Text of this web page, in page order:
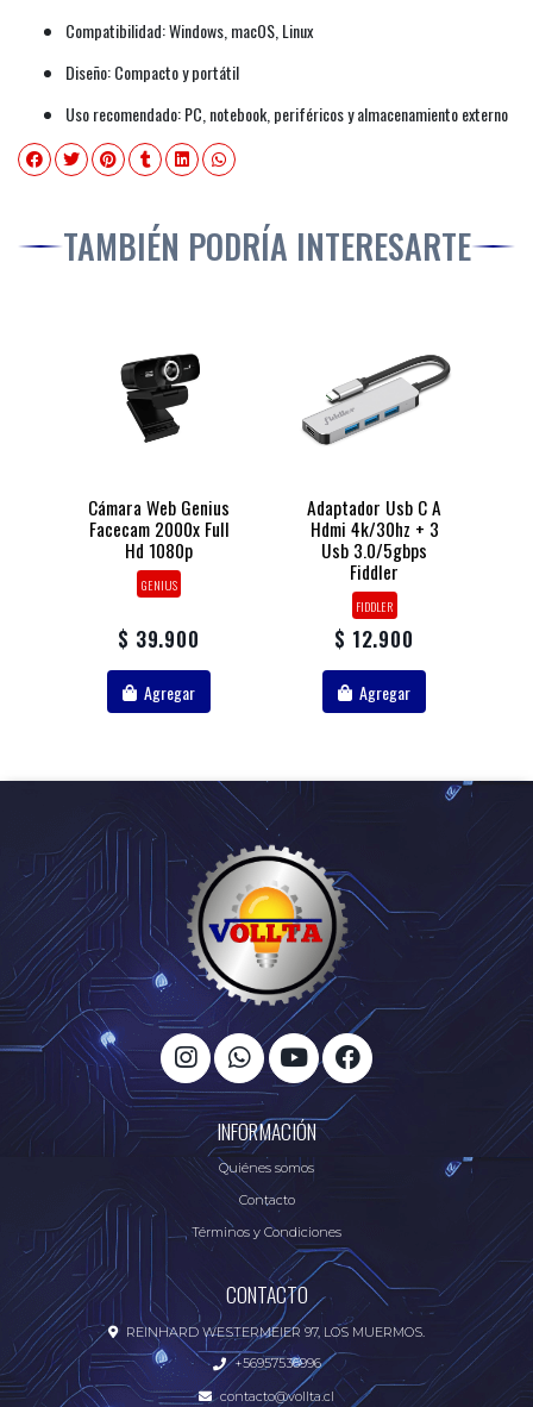
Compatibilidad: Windows, macOS, Linux
Diseño: Compacto y portátil
Uso recomendado: PC, notebook, periféricos y almacenamiento externo
TAMBIÉN PODRÍA INTERESARTE
Cámara Web Genius
Facecam 2000x Full
Hd 1080p
GENIUS
$ 39.900
Agregar
Adaptador Usb C A
Hdmi 4k/30hz + 3
Usb 3.0/5gbps
Fiddler
FIDDLER
$ 12.900
Agregar
INFORMACIÓN
Quiénes somos
Contacto
Términos y Condiciones
CONTACTO
REINHARD WESTERMEIER 97, LOS MUERMOS.
+56957536996
contacto@vollta.cl